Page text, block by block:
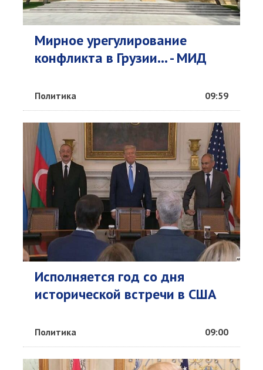
Мирное урегулирование
конфликта в Грузии... - МИД
Политика 09:59
Исполняется год со дня
исторической встречи в США
Политика 09:00